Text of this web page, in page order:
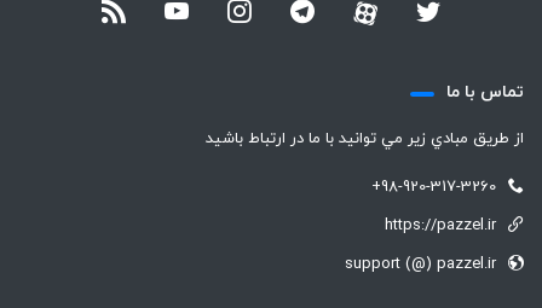
تماس با ما
از طريق مبادي زير مي توانيد با ما در ارتباط باشيد
+98-920-317-3260
https://pazzel.ir
support (@) pazzel.ir